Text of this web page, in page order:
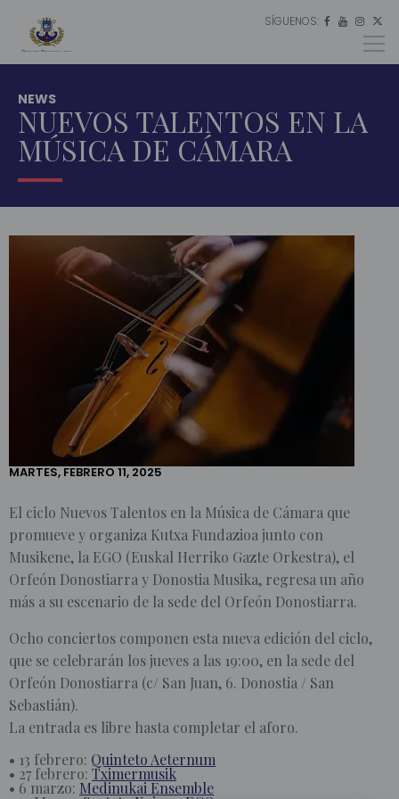
SÍGUENOS:    ES
EU
EN
NEWS
NUEVOS TALENTOS EN LA
MÚSICA DE CÁMARA
MARTES, FEBRERO 11, 2025
El ciclo Nuevos Talentos en la Música de Cámara que
promueve y organiza Kutxa Fundazioa junto con
Musikene, la EGO (Euskal Herriko Gazte Orkestra), el
Orfeón Donostiarra y Donostia Musika, regresa un año
más a su escenario de la sede del Orfeón Donostiarra.
Ocho conciertos componen esta nueva edición del ciclo,
que se celebrarán los jueves a las 19:00, en la sede del
Orfeón Donostiarra (c/ San Juan, 6. Donostia / San
Sebastián).
La entrada es libre hasta completar el aforo.
• 13 febrero: Quinteto Aeternum
• 27 febrero: Tximermusik
• 6 marzo: Medinukai Ensemble